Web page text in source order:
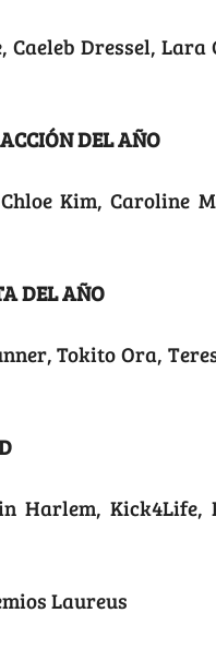
Caeleb Dressel,
DEL AÑO
Kim, Caroline
DEL AÑO
Tokito Ora,
Harlem, Kick4Life,
Laureus